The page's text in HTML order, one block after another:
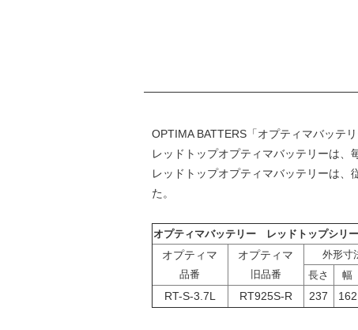
OPTIMA BATTERS「オプティマバッテ
レッドトップオプティマバッテリーは、
レッドトップオプティマバッテリーは
た。
オプティマバッテリー レッドトップシリ
オプティマ
品番
オプティマ
旧品番
外形寸
長さ
幅
RT-S-3.7L RT925S-R 237 162